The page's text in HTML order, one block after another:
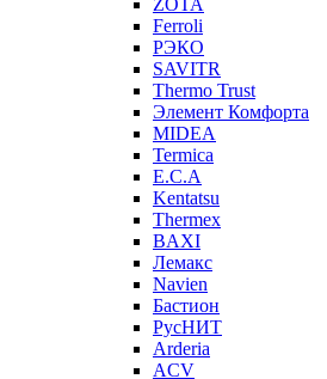
ZOTA
Ferroli
РЭКО
SAVITR
Thermo Trust
Элемент Комфорта
MIDEA
Termica
E.C.A
Kentatsu
Thermex
BAXI
Лемакс
Navien
Бастион
РусНИТ
Arderia
ACV